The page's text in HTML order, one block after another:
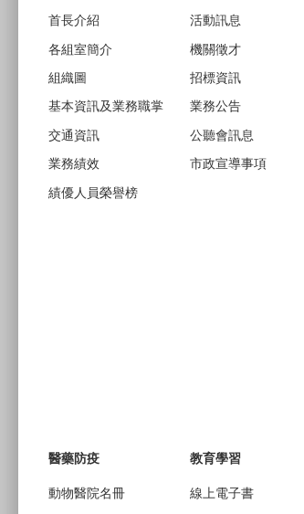
首長介紹
各組室簡介
組織圖
基本資訊及業務職掌
交通資訊
業務績效
績優人員榮譽榜
活動訊息
機關徵才
招標資訊
業務公告
公聽會訊息
市政宣導事項
醫藥防疫
動物醫院名冊
教育學習
線上電子書